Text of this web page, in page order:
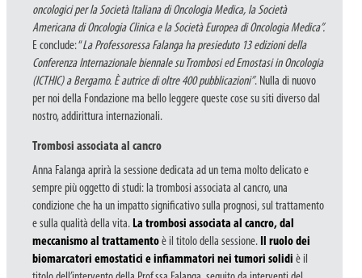
oncologici per la Società Italiana di Oncologia Medica, la Società
Americana di Oncologia Clinica e la Società Europea di Oncologia Medica”.
E conclude: “La Professoressa Falanga ha presieduto 13 edizioni della
Conferenza Internazionale biennale su Trombosi ed Emostasi in Oncologia
(ICTHIC) a Bergamo. È autrice di oltre 400 pubblicazioni”. Nulla di nuovo
per noi della Fondazione ma bello leggere queste cose su siti diverso dal
nostro, addirittura internazionali.
Trombosi associata al cancro
Anna Falanga aprirà la sessione dedicata ad un tema molto delicato e
sempre più oggetto di studi: la trombosi associata al cancro, una
condizione che ha un impatto significativo sulla prognosi, sul trattamento
e sulla qualità della vita. La trombosi associata al cancro, dal
meccanismo al trattamentoè il titolo della sessione.
Il ruolo dei
biomarcatori emostatici e infiammatori nei tumori solidi è il